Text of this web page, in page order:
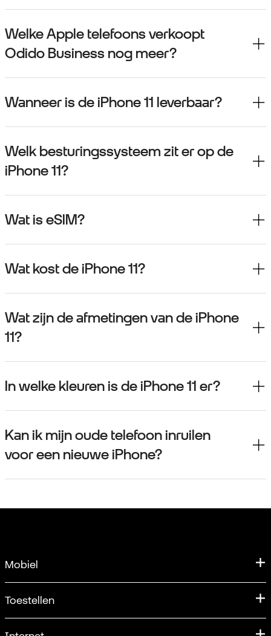
Welke Apple telefoons verkoopt
Odido Business nog meer?
Wanneer is de iPhone 11 leverbaar?
Welk besturingssysteem zit er op de
iPhone 11?
Wat is eSIM?
Wat kost de iPhone 11?
Wat zijn de afmetingen van de iPhone
11?
In welke kleuren is de iPhone 11 er?
Kan ik mijn oude telefoon inruilen
voor een nieuwe iPhone?
Mobiel
Toestellen